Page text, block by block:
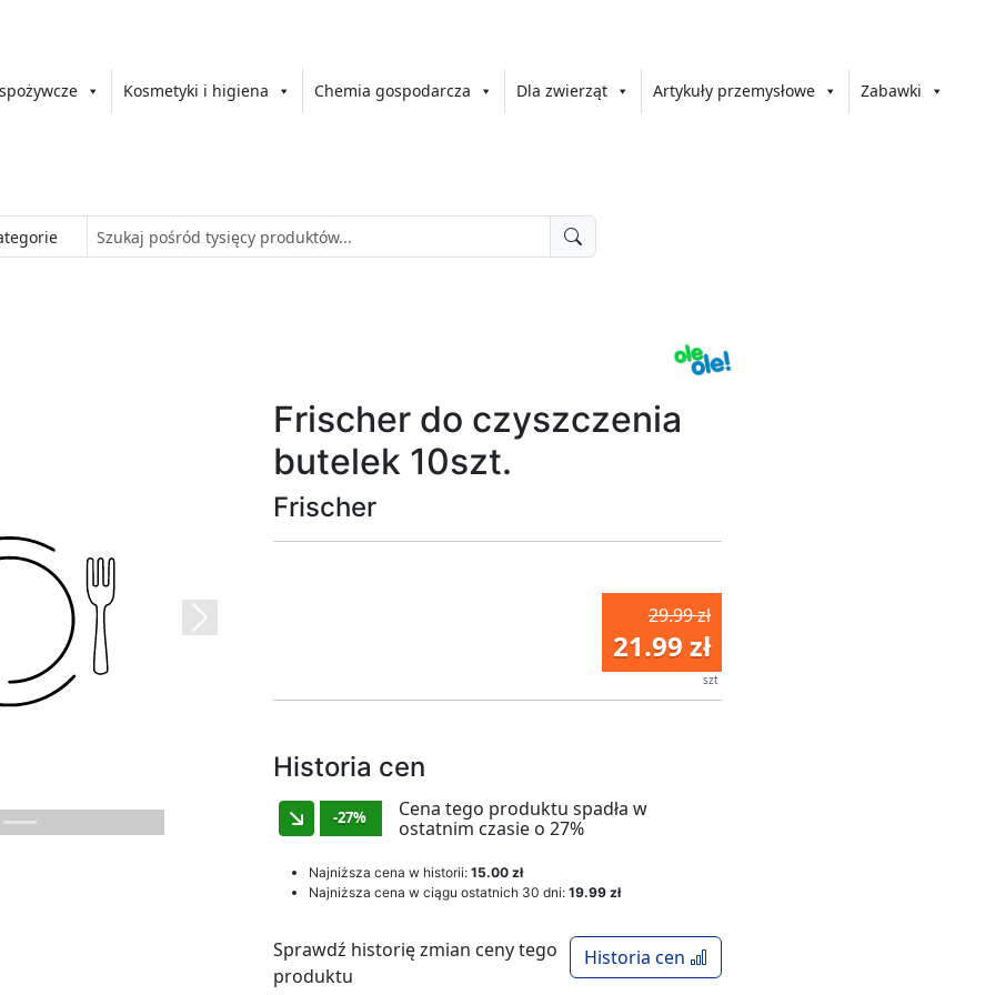
Kosmetyki i higiena Chemia gospodarcza Dla zwierząt Artykuły przemysłowe Zabawki
Next
Frischer do czyszczenia
butelek 10szt.
Frischer
29.99 zł
21.99 zł
szt
Historia cen
-27%
Cena tego produktu spadła w
ostatnim czasie o 27%
Najniższa cena w historii: 15.00 zł
Najniższa cena w ciągu ostatnich 30 dni: 19.99 zł
Historia cen
Sprawdź historię zmian ceny tego
produktu